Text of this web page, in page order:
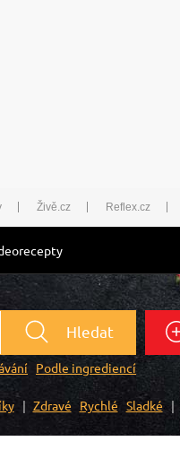
Živě.cz Reflex.cz
Hledat
Podle ingrediencí
Zdravé Rychlé Sladké